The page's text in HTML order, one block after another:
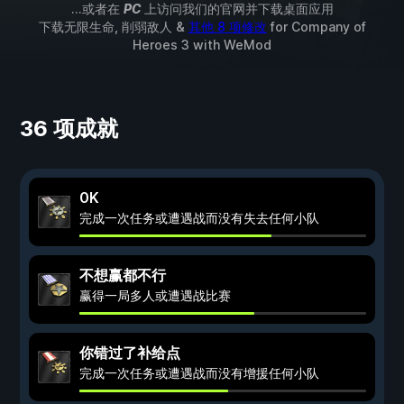
...或者在 PC上访问我们的官网并下载桌面应用
下载无限生命, 削弱敌人 & 其他 8 项修改 for Company of
Heroes 3 with WeMod
36 项成就
0K
完成一次任务或遭遇战而没有失去任何小队
不想赢都不行
赢得一局多人或遭遇战比赛
你错过了补给点
完成一次任务或遭遇战而没有增援任何小队